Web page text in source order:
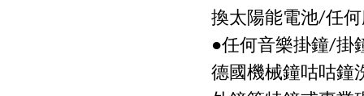
換太陽能電池/任
●任何音樂掛鐘/掛
德國機械鐘咕咕鐘